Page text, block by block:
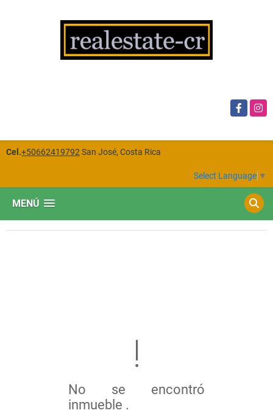
Facebook
Cel.+50662419792 San José, Costa Rica
Select Language ▼
MENÚ
No se encontró
inmueble .